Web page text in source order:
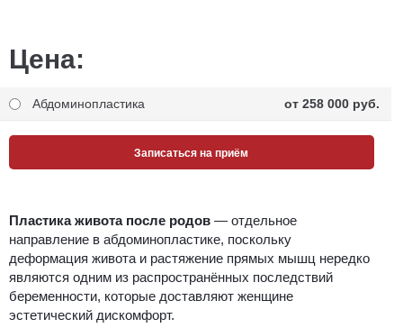
Цена:
Абдоминопластика от 258 000 pуб.
Записаться на приём
Пластика живота после родов — отдельное
направление в абдоминопластике, поскольку
деформация живота и растяжение прямых мышц нередко
являются одним из распространённых последствий
беременности, которые доставляют женщине
эстетический дискомфорт.